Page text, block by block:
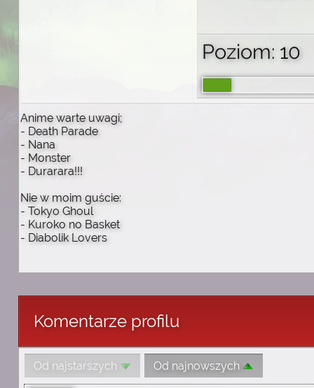
Poziom: 10
Anime warte uwagi;
- Death Parade
- Nana
- Monster
- Durarara!!!
Nie w moim guście:
- Tokyo Ghoul
- Kuroko no Basket
- Diabolik Lovers
Komentarze profilu
Od najstarszych Od najnowszych